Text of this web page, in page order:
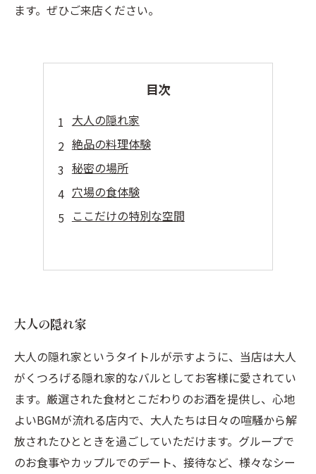
ます。ぜひご来店ください。
目次
大人の隠れ家
絶品の料理体験
秘密の場所
穴場の食体験
ここだけの特別な空間
大人の隠れ家
大人の隠れ家というタイトルが示すように、当店は大人
がくつろげる隠れ家的なバルとしてお客様に愛されてい
ます。厳選された食材とこだわりのお酒を提供し、心地
よいBGMが流れる店内で、大人たちは日々の喧騒から解
放されたひとときを過ごしていただけます。グループで
のお食事やカップルでのデート、接待など、様々なシー